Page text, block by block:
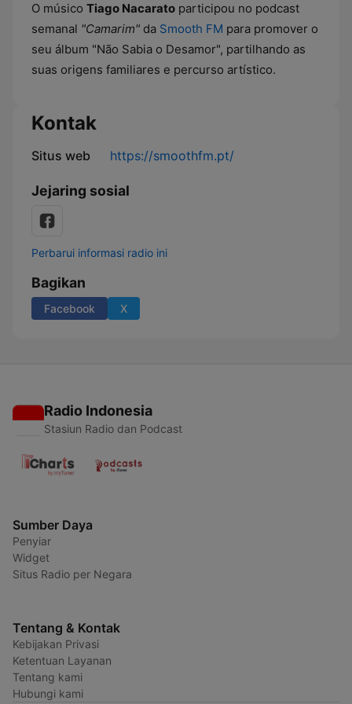
O músico Tiago Nacarato participou no podcast
semanal "Camarim" da Smooth FM para promover o
seu álbum "Não Sabia o Desamor", partilhando as
suas origens familiares e percurso artístico.
Kontak
Situs web https://smoothfm.pt/
Jejaring sosial
Perbarui informasi radio ini
Bagikan
Facebook X
Radio Indonesia
Stasiun Radio dan Podcast
Sumber Daya
Penyiar
Widget
Situs Radio per Negara
Tentang & Kontak
Kebijakan Privasi
Ketentuan Layanan
Tentang kami
Hubungi kami